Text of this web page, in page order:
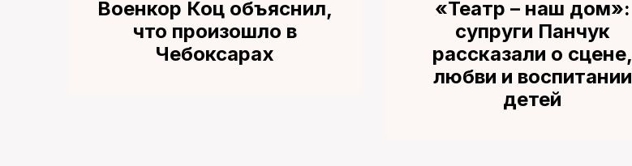
Военкор Коц объяснил,
что произошло в
Чебоксарах
«Театр – наш дом»:
супруги Панчук
рассказали о сцене,
любви и воспитании
детей